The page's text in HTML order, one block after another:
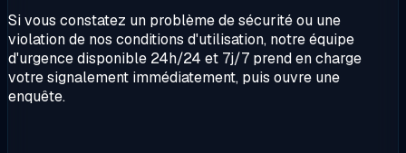
Si vous constatez un problème de sécurité ou une
violation de nos conditions d'utilisation, notre équipe
d'urgence disponible 24h/24 et 7j/7 prend en charge
votre signalement immédiatement, puis ouvre une
enquête.